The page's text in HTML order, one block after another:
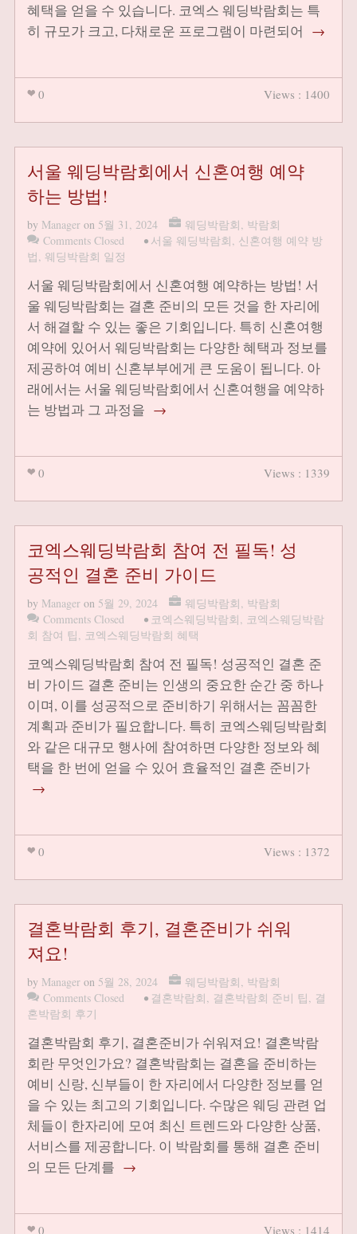
혜택을 얻을 수 있습니다. 코엑스 웨딩박람회는 특
히 규모가 크고, 다채로운 프로그램이 마련되어 →
0 Views : 1400
서울 웨딩박람회에서 신혼여행 예약
하는 방법!
by Manager on 5월 31, 2024 웨딩박람회, 박람회
Comments Closed
• 서울 웨딩박람회, 신혼여행 예약 방
법, 웨딩박람회 일정
서울 웨딩박람회에서 신혼여행 예약하는 방법! 서
울 웨딩박람회는 결혼 준비의 모든 것을 한 자리에
서 해결할 수 있는 좋은 기회입니다. 특히 신혼여행
예약에 있어서 웨딩박람회는 다양한 혜택과 정보를
제공하여 예비 신혼부부에게 큰 도움이 됩니다. 아
래에서는 서울 웨딩박람회에서 신혼여행을 예약하
는 방법과 그 과정을 →
0 Views : 1339
코엑스웨딩박람회 참여 전 필독! 성
공적인 결혼 준비 가이드
by Manager on 5월 29, 2024 웨딩박람회, 박람회
Comments Closed
• 코엑스웨딩박람회, 코엑스웨딩박람
회 참여 팁, 코엑스웨딩박람회 혜택
코엑스웨딩박람회 참여 전 필독! 성공적인 결혼 준
비 가이드 결혼 준비는 인생의 중요한 순간 중 하나
이며, 이를 성공적으로 준비하기 위해서는 꼼꼼한
계획과 준비가 필요합니다. 특히 코엑스웨딩박람회
와 같은 대규모 행사에 참여하면 다양한 정보와 혜
택을 한 번에 얻을 수 있어 효율적인 결혼 준비가
→
0 Views : 1372
결혼박람회 후기, 결혼준비가 쉬워
져요!
by Manager on 5월 28, 2024 웨딩박람회, 박람회
Comments Closed
• 결혼박람회, 결혼박람회 준비 팁, 결
혼박람회 후기
결혼박람회 후기, 결혼준비가 쉬워져요! 결혼박람
회란 무엇인가요? 결혼박람회는 결혼을 준비하는
예비 신랑, 신부들이 한 자리에서 다양한 정보를 얻
을 수 있는 최고의 기회입니다. 수많은 웨딩 관련 업
체들이 한자리에 모여 최신 트렌드와 다양한 상품,
서비스를 제공합니다. 이 박람회를 통해 결혼 준비
의 모든 단계를 →
0 Views : 1414